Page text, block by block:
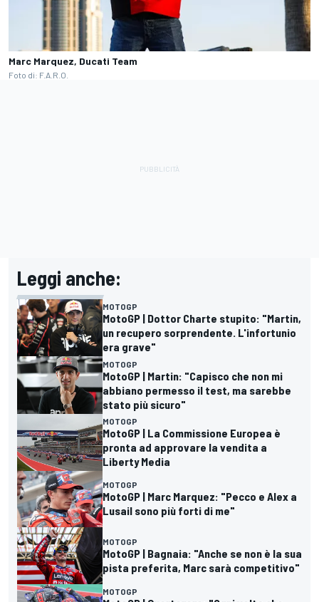
Marc Marquez, Ducati Team
Foto di: F.A.R.O.
Leggi anche:
MOTOGP
MotoGP | Dottor Charte stupito: "Martin,
un recupero sorprendente. L'infortunio
era grave"
MOTOGP
MotoGP | Martin: "Capisco che non mi
abbiano permesso il test, ma sarebbe
stato più sicuro"
MOTOGP
MotoGP | La Commissione Europea è
pronta ad approvare la vendita a
Liberty Media
MOTOGP
MotoGP | Marc Marquez: "Pecco e Alex a
Lusail sono più forti di me"
MOTOGP
MotoGP | Bagnaia: "Anche se non è la sua
pista preferita, Marc sarà competitivo"
MOTOGP